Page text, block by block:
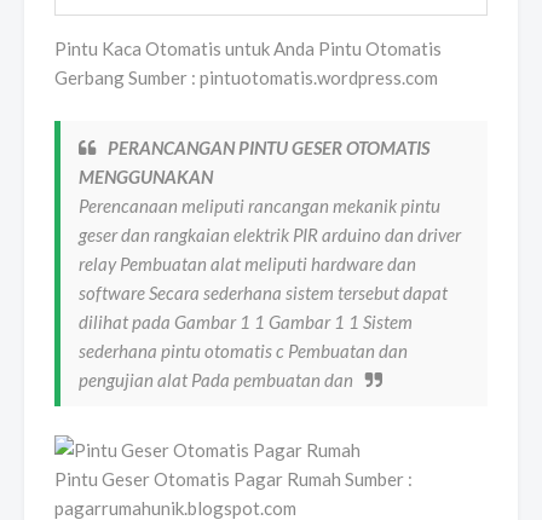
Pintu Kaca Otomatis untuk Anda Pintu Otomatis
Gerbang Sumber : pintuotomatis.wordpress.com
PERANCANGAN PINTU GESER OTOMATIS
MENGGUNAKAN
Perencanaan meliputi rancangan mekanik pintu
geser dan rangkaian elektrik PIR arduino dan driver
relay Pembuatan alat meliputi hardware dan
software Secara sederhana sistem tersebut dapat
dilihat pada Gambar 1 1 Gambar 1 1 Sistem
sederhana pintu otomatis c Pembuatan dan
pengujian alat Pada pembuatan dan
Pintu Geser Otomatis Pagar Rumah Sumber :
pagarrumahunik.blogspot.com